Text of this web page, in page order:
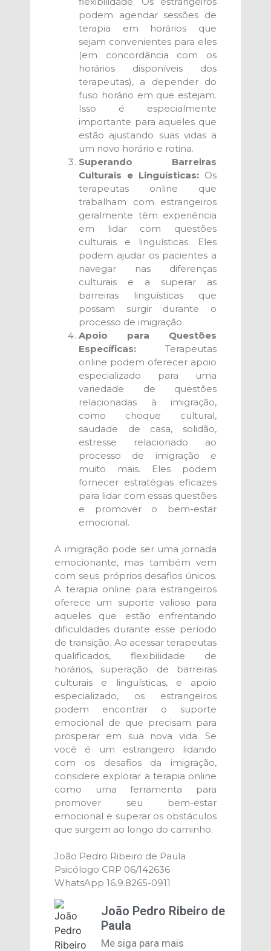
podem agendar sessões de
terapia em horários que
sejam convenientes para eles
(em concordância com os
horários disponíveis dos
terapeutas), a depender do
fuso horário em que estejam.
Isso é especialmente
importante para aqueles que
estão ajustando suas vidas a
um novo horário e rotina.
Superando Barreiras
Culturais e Linguísticas: Os
terapeutas online que
trabalham com estrangeiros
geralmente têm experiência
em lidar com questões
culturais e linguísticas. Eles
podem ajudar os pacientes a
navegar nas diferenças
culturais e a superar as
barreiras linguísticas que
possam surgir durante o
processo de imigração.
Apoio para Questões
Específicas: Terapeutas
online podem oferecer apoio
especializado para uma
variedade de questões
relacionadas à imigração,
como choque cultural,
saudade de casa, solidão,
estresse relacionado ao
processo de imigração e
muito mais. Eles podem
fornecer estratégias eficazes
para lidar com essas questões
e promover o bem-estar
emocional.
A imigração pode ser uma jornada
emocionante, mas também vem
com seus próprios desafios únicos.
A terapia online para estrangeiros
oferece um suporte valioso para
aqueles que estão enfrentando
dificuldades durante esse período
de transição. Ao acessar terapeutas
qualificados, flexibilidade de
horários, superação de barreiras
culturais e linguísticas, e apoio
especializado, os estrangeiros
podem encontrar o suporte
emocional de que precisam para
prosperar em sua nova vida. Se
você é um estrangeiro lidando
com os desafios da imigração,
considere explorar a terapia online
como uma ferramenta para
promover seu bem-estar
emocional e superar os obstáculos
que surgem ao longo do caminho.
João Pedro Ribeiro de Paula
Psicólogo CRP 06/142636
WhatsApp 16.9.8265-0911
João Pedro Ribeiro de
Paula
Me siga para mais